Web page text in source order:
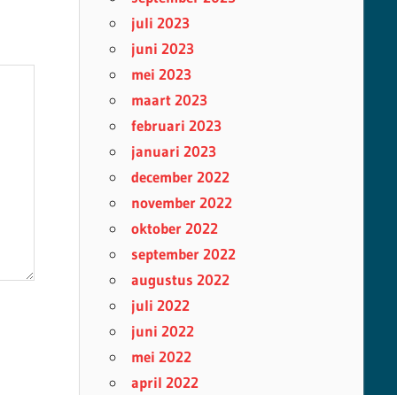
juli 2023
juni 2023
mei 2023
maart 2023
februari 2023
januari 2023
december 2022
november 2022
oktober 2022
september 2022
augustus 2022
juli 2022
juni 2022
mei 2022
april 2022